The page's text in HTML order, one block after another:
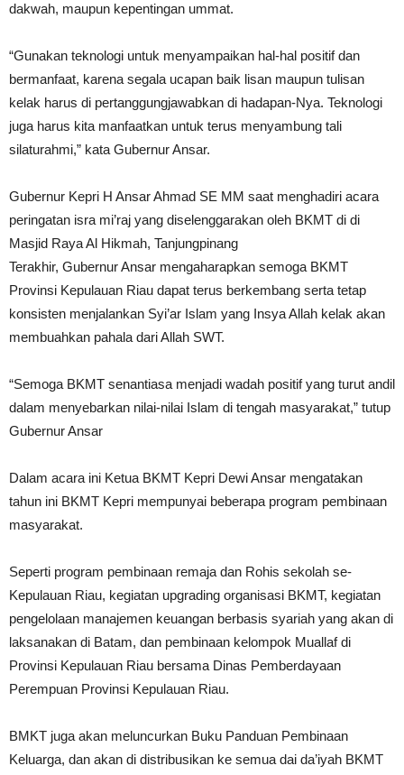
dakwah, maupun kepentingan ummat.
“Gunakan teknologi untuk menyampaikan hal-hal positif dan
bermanfaat, karena segala ucapan baik lisan maupun tulisan
kelak harus di pertanggungjawabkan di hadapan-Nya. Teknologi
juga harus kita manfaatkan untuk terus menyambung tali
silaturahmi,” kata Gubernur Ansar.
Gubernur Kepri H Ansar Ahmad SE MM saat menghadiri acara
peringatan isra mi’raj yang diselenggarakan oleh BKMT di di
Masjid Raya Al Hikmah, Tanjungpinang
Terakhir, Gubernur Ansar mengaharapkan semoga BKMT
Provinsi Kepulauan Riau dapat terus berkembang serta tetap
konsisten menjalankan Syi’ar Islam yang Insya Allah kelak akan
membuahkan pahala dari Allah SWT.
“Semoga BKMT senantiasa menjadi wadah positif yang turut andil
dalam menyebarkan nilai-nilai Islam di tengah masyarakat,” tutup
Gubernur Ansar
Dalam acara ini Ketua BKMT Kepri Dewi Ansar mengatakan
tahun ini BKMT Kepri mempunyai beberapa program pembinaan
masyarakat.
Seperti program pembinaan remaja dan Rohis sekolah se-
Kepulauan Riau, kegiatan upgrading organisasi BKMT, kegiatan
pengelolaan manajemen keuangan berbasis syariah yang akan di
laksanakan di Batam, dan pembinaan kelompok Muallaf di
Provinsi Kepulauan Riau bersama Dinas Pemberdayaan
Perempuan Provinsi Kepulauan Riau.
BMKT juga akan meluncurkan Buku Panduan Pembinaan
Keluarga, dan akan di distribusikan ke semua dai da’iyah BKMT